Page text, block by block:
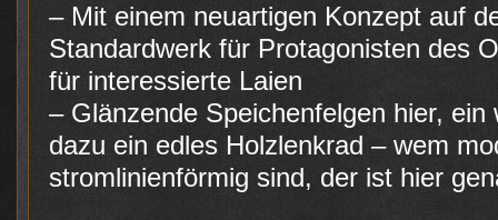
– Mit einem neuartigen Konzept auf
Standardwerk für Protagonisten des
für interessierte Laien
– Glänzende Speichenfelgen hier,
dazu ein edles Holzlenkrad – wem
stromlinienförmig sind, der ist hier